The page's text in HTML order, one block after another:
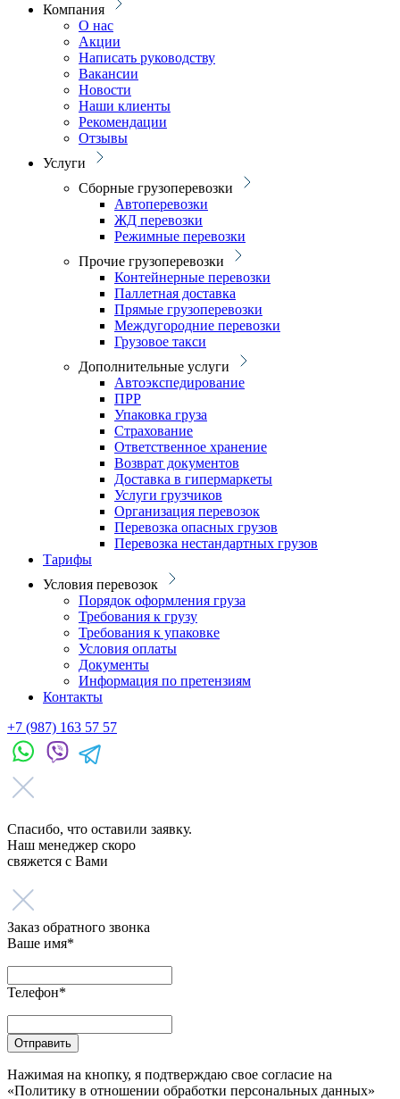
Компания
О нас
Акции
Написать руководству
Вакансии
Новости
Наши клиенты
Рекомендации
Отзывы
Услуги
Сборные грузоперевозки
Автоперевозки
ЖД перевозки
Режимные перевозки
Прочие грузоперевозки
Контейнерные перевозки
Паллетная доставка
Прямые грузоперевозки
Междугородние перевозки
Грузовое такси
Дополнительные услуги
Автоэкспедирование
ПPР
Упаковка груза
Cтрахование
Ответственное хранение
Возврат документов
Доставка в гипермаркеты
Услуги грузчиков
Организация перевозок
Перевозка опасных грузов
Перевозка нестандартных грузов
Тарифы
Условия перевозок
Порядок оформления груза
Требования к грузу
Требования к упаковке
Условия оплаты
Документы
Информация по претензиям
Контакты
+7 (987) 163 57 57
Спасибо, что оставили заявку.
Наш менеджер скоро
свяжется с Вами
Заказ обратного звонка
Ваше имя*
Телефон*
Отправить
Нажимая на кнопку, я подтверждаю свое согласие на
«Политику в отношении обработки персональных данных»